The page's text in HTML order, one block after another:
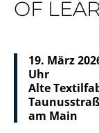
OF
19. März
Uhr
Alte
am Main